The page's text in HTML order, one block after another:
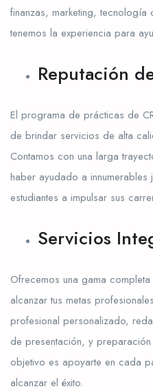
finanzas, marketing,
tenemos la experiencia para
Reputación
El programa de prácticas de
de brindar servicios de alta
Contamos con una larga
haber ayudado a
estudiantes a impulsar sus
Servicios
Ofrecemos una gama
alcanzar tus metas
profesional personalizado,
de presentación, y
objetivo es apoyarte en cada
alcanzar el éxito.